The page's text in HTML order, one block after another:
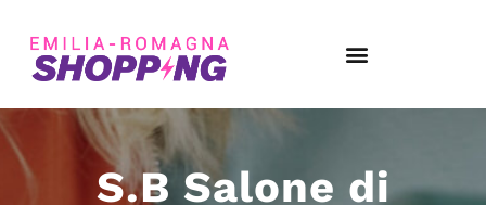
S.B Salone di